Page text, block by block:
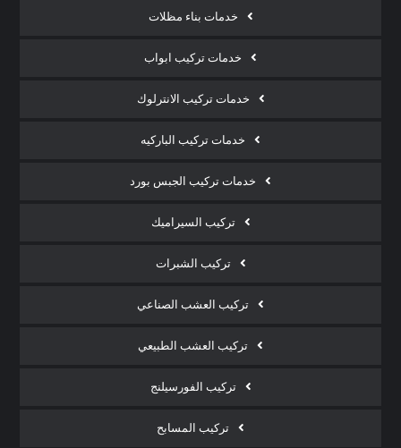
خدمات بناء مظلات
خدمات تركيب ابواب
خدمات تركيب الانترلوك
خدمات تركيب الباركيه
خدمات تركيب الجبس بورد
تركيب السيراميك
تركيب الشبرات
تركيب العشب الصناعي
تركيب العشب الطبيعي
تركيب الفورسيلنج
تركيب المسابح